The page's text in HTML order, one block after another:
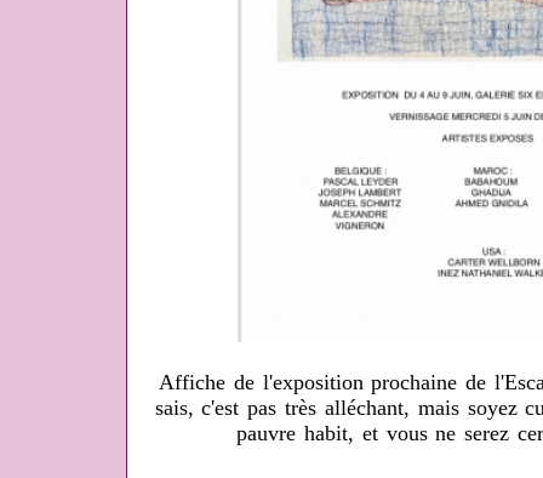
Affiche de l'exposition prochaine de
sais, c'est pas très alléchant, mais soyez
pauvre habit, et vous ne serez